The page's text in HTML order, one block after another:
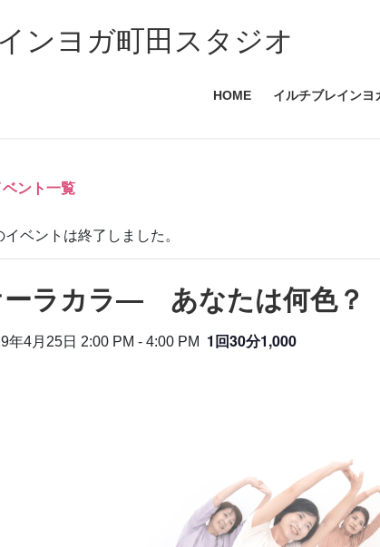
ンヨガ町田スタジオ
HOME イルチブレインヨ
ント一覧
イベントは終了しました。
ラカラ― あなたは何色？
年4月25日 2:00 PM - 4:00 PM 1回30分1,000